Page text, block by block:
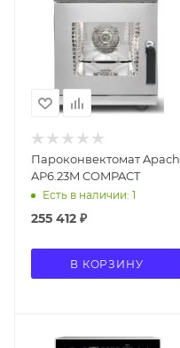
Пароконвектомат Apach
AP6.23M COMPACT
Есть в наличии: 1
255 412 ₽
В КОРЗИНУ